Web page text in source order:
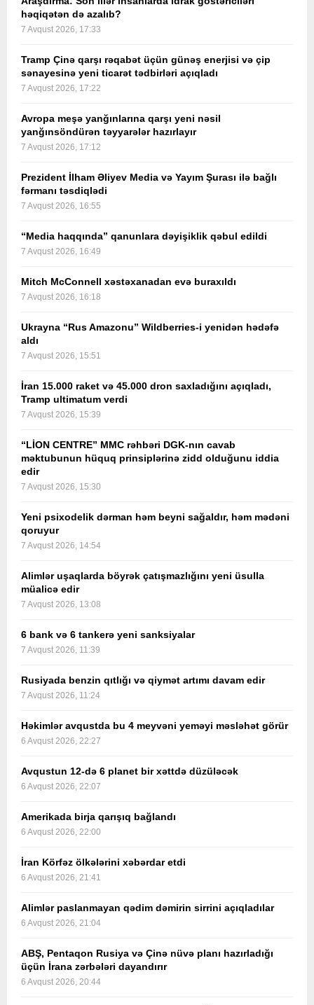
həqiqətən də azalıb?
7 Avqust 2026, 17:33
Tramp Çinə qarşı rəqabət üçün günəş enerjisi və çip
sənayesinə yeni ticarət tədbirləri açıqladı
7 Avqust 2026, 17:22
Avropa meşə yanğınlarına qarşı yeni nəsil
yanğınsöndürən təyyarələr hazırlayır
7 Avqust 2026, 17:12
Prezident İlham Əliyev Media və Yayım Şurası ilə bağlı
fərmanı təsdiqlədi
7 Avqust 2026, 16:55
“Media haqqında” qanunlara dəyişiklik qəbul edildi
7 Avqust 2026, 16:49
Mitch McConnell xəstəxanadan evə buraxıldı
7 Avqust 2026, 16:18
Ukrayna “Rus Amazonu” Wildberries-i yenidən hədəfə
aldı
7 Avqust 2026, 15:51
İran 15.000 raket və 45.000 dron saxladığını açıqladı,
Tramp ultimatum verdi
7 Avqust 2026, 15:39
“LİON CENTRE” MMC rəhbəri DGK-nın cavab
məktubunun hüquq prinsiplərinə zidd olduğunu iddia
edir
7 Avqust 2026, 15:30
Yeni psixodelik dərman həm beyni sağaldır, həm mədəni
qoruyur
7 Avqust 2026, 14:54
Alimlər uşaqlarda böyrək çatışmazlığını yeni üsulla
müalicə edir
7 Avqust 2026, 13:08
6 bank və 6 tankerə yeni sanksiyalar
7 Avqust 2026, 11:39
Rusiyada benzin qıtlığı və qiymət artımı davam edir
7 Avqust 2026, 11:24
Həkimlər avqustda bu 4 meyvəni yeməyi məsləhət görür
6 Avqust 2026, 22:27
Avqustun 12-də 6 planet bir xəttdə düzüləcək
6 Avqust 2026, 22:07
Amerikada birja qarışıq bağlandı
6 Avqust 2026, 22:00
İran Körfəz ölkələrini xəbərdar etdi
6 Avqust 2026, 21:41
Alimlər paslanmayan qədim dəmirin sirrini açıqladılar
6 Avqust 2026, 21:04
ABŞ, Pentaqon Rusiya və Çinə nüvə planı hazırladığı
üçün İrana zərbələri dayandırır
6 Avqust 2026, 20:44